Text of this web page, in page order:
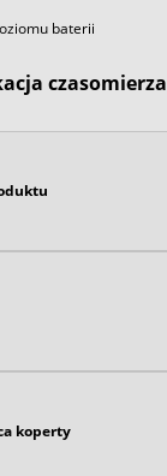
baterii
koperty